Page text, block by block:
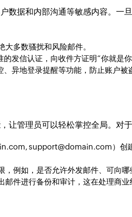
数据和内部沟通等敏感内容。
大多数骚扰和风险邮件。
的发信认证，向收件方证明“你就是
异地登录提醒等功能，防止账户被
让管理员可以轻松掌控全局。对
,support@domain.com）创
，例如，是否允许外发邮件、可向
件进行备份和审计，这在处理商业